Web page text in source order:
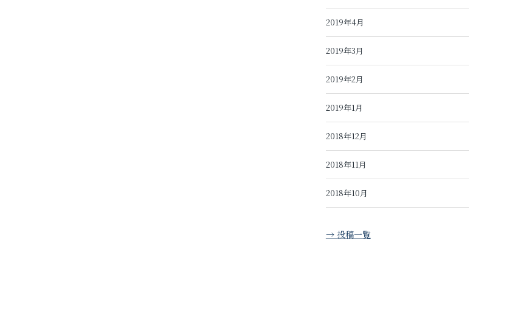
2019年4月
2019年3月
2019年2月
2019年1月
2018年12月
2018年11月
2018年10月
→ 投稿一覧